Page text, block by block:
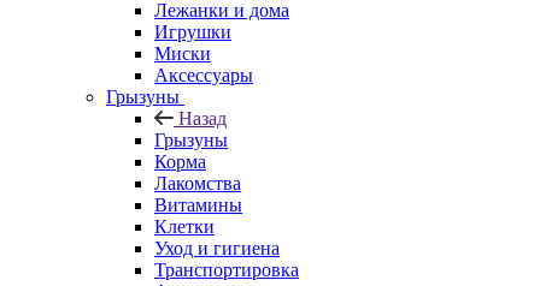
Лежанки и дома
Игрушки
Миски
Аксессуары
Грызуны
Назад
Грызуны
Корма
Лакомства
Витамины
Клетки
Уход и гигиена
Транспортировка